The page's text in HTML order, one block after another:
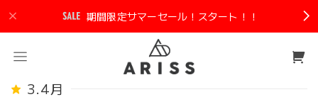
期間限定サマーセール！スタート！！
3.4月